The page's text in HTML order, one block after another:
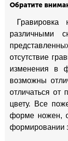
Обратите
различными
отсутствие
изменения в
возможны
отличаться
цвету. Все
форме ножен,
формировании